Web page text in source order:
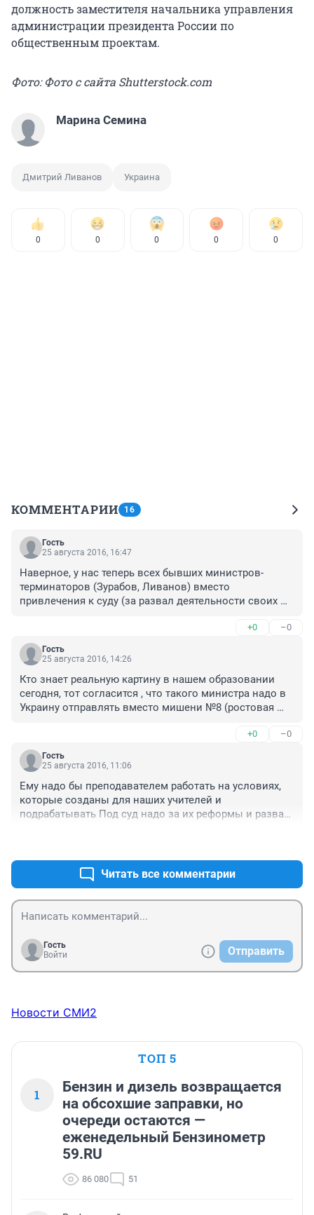
должность заместителя начальника управления
администрации президента России по
общественным проектам.
Фото: Фото с сайта Shutterstock.com
Марина Семина
Дмитрий Ливанов Украина
0 0 0 0 0
КОММЕНТАРИИ 16
Гость
25 августа 2016, 16:47
Наверное, у нас теперь всех бывших министров-
терминаторов (Зурабов, Ливанов) вместо
привлечения к суду (за развал деятельности своих
+0 –0
Гость
25 августа 2016, 14:26
Кто знает реальную картину в нашем образовании
сегодня, тот согласится , что такого министра надо в
Украину отправлять вместо мишени №8 (ростовая
Московских учителей- особенно! Эксперимент
Калины в столице- это катастрофа! Мама была
восторгался этой профессией! Верните учителю
уважение и имя УЧИТЕЛЬ !
+0 –0
Гость
25 августа 2016, 11:06
Ему надо бы преподавателем работать на условиях,
которые созданы для наших учителей и
подрабатывать Под суд надо за их реформы и развал
Читать все комментарии
Гость
Войти
Отправить
Новости СМИ2
ТОП 5
1
Бензин и дизель возвращается
на обсохшие заправки, но
очереди остаются —
еженедельный Бензинометр
59.RU
86 080 51